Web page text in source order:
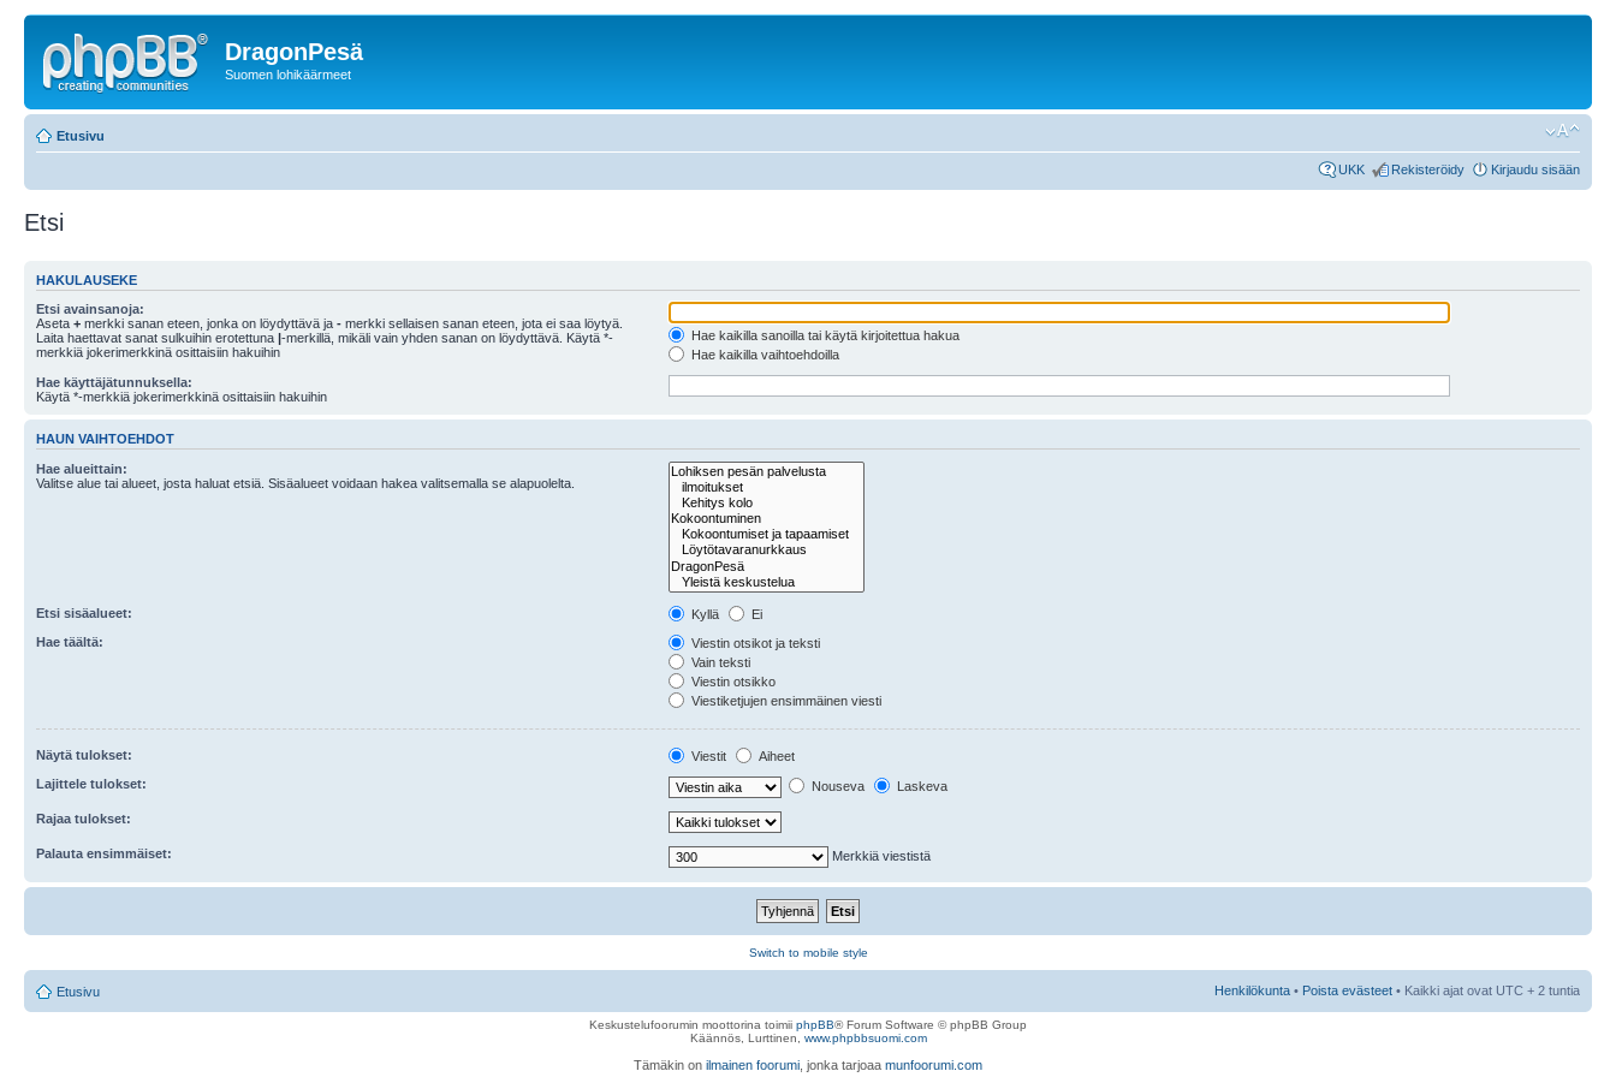
DragonPesä
Suomen lohikäärmeet
Etusivu
UKK Rekisteröidy Kirjaudu sisään
Etsi
HAKULAUSEKE
Etsi avainsanoja:
Aseta + merkki sanan eteen, jonka on löydyttävä ja - merkki sellaisen sanan eteen, jota ei saa löytyä.
Laita haettavat sanat sulkuihin erotettuna |-merkillä, mikäli vain yhden sanan on löydyttävä. Käytä *-
merkkiä jokerimerkkinä osittaisiin hakuihin
Hae kaikilla sanoilla tai käytä kirjoitettua hakua
Hae kaikilla vaihtoehdoilla
Hae käyttäjätunnuksella:
Käytä *-merkkiä jokerimerkkinä osittaisiin hakuihin
HAUN VAIHTOEHDOT
Hae alueittain:
Valitse alue tai alueet, josta haluat etsiä. Sisäalueet voidaan hakea valitsemalla se alapuolelta.
Etsi sisäalueet: Kyllä
Ei
Hae täältä:
Viestin otsikot ja teksti
Vain teksti
Viestin otsikko
Viestiketjujen ensimmäinen viesti
Näytä tulokset: Viestit
Aiheet
Lajittele tulokset:
Nouseva Laskeva
Rajaa tulokset:
Palauta ensimmäiset: Merkkiä viestistä
Switch to mobile style
Etusivu Henkilökunta • Poista evästeet • Kaikki ajat ovat UTC + 2 tuntia
Keskustelufoorumin moottorina toimii phpBB® Forum Software © phpBB Group
Käännös, Lurttinen, www.phpbbsuomi.com
Tämäkin on ilmainen foorumi , jonka tarjoaa munfoorumi.com